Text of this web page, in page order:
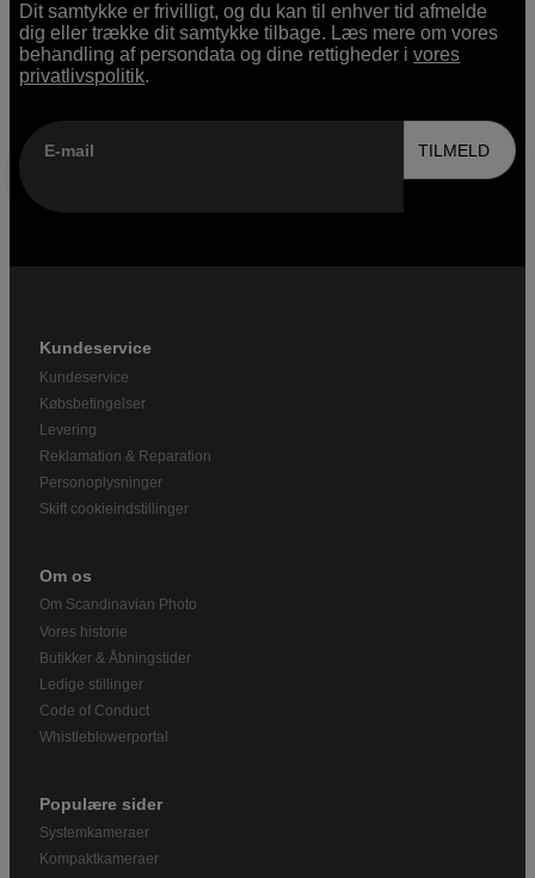
Dit samtykke er frivilligt, og du kan til enhver tid afmelde
dig eller trække dit samtykke tilbage. Læs mere om vores
behandling af persondata og dine rettigheder ivores
privatlivspolitik.
E-mail TILMELD
Kundeservice
Kundeservice
Købsbetingelser
Levering
Reklamation & Reparation
Personoplysninger
Skift cookieindstillinger
Om os
Om Scandinavian Photo
Vores historie
Butikker & Åbningstider
Ledige stillinger
Code of Conduct
Whistleblowerportal
Populære sider
Systemkameraer
Kompaktkameraer